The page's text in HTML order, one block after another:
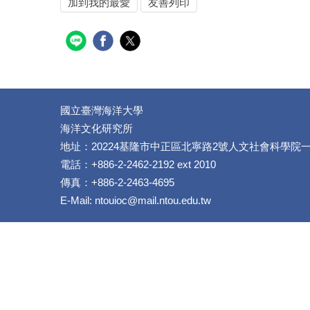
加到我的最愛 友善列印
國立臺灣海洋大學
海洋文化研究所
地址：20224基隆市中正區北寧路2號人文社會科學院
電話：+886-2-2462-2192 ext 2010
傳真：+886-2-2463-4695
E-Mail: ntouioc@mail.ntou.edu.tw